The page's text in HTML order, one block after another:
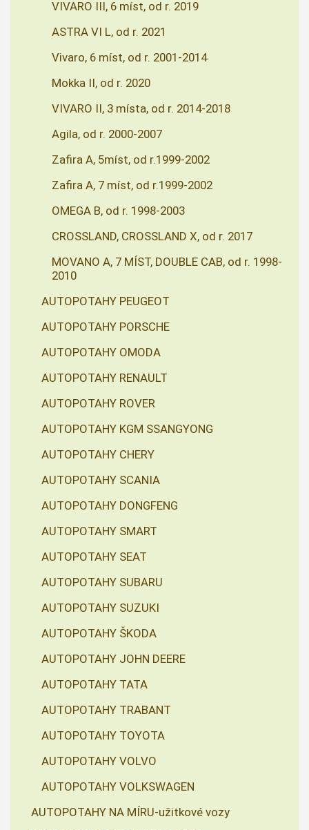
VIVARO III, 6 míst, od r. 2019
ASTRA VI L, od r. 2021
Vivaro, 6 míst, od r. 2001-2014
Mokka II, od r. 2020
VIVARO II, 3 místa, od r. 2014-2018
Agila, od r. 2000-2007
Zafira A, 5míst, od r.1999-2002
Zafira A, 7 míst, od r.1999-2002
OMEGA B, od r. 1998-2003
CROSSLAND, CROSSLAND X, od r. 2017
MOVANO A, 7 MÍST, DOUBLE CAB, od r. 1998-
2010
AUTOPOTAHY PEUGEOT
AUTOPOTAHY PORSCHE
AUTOPOTAHY OMODA
AUTOPOTAHY RENAULT
AUTOPOTAHY ROVER
AUTOPOTAHY KGM SSANGYONG
AUTOPOTAHY CHERY
AUTOPOTAHY SCANIA
AUTOPOTAHY DONGFENG
AUTOPOTAHY SMART
AUTOPOTAHY SEAT
AUTOPOTAHY SUBARU
AUTOPOTAHY SUZUKI
AUTOPOTAHY ŠKODA
AUTOPOTAHY JOHN DEERE
AUTOPOTAHY TATA
AUTOPOTAHY TRABANT
AUTOPOTAHY TOYOTA
AUTOPOTAHY VOLVO
AUTOPOTAHY VOLKSWAGEN
AUTOPOTAHY NA MÍRU-užitkové vozy